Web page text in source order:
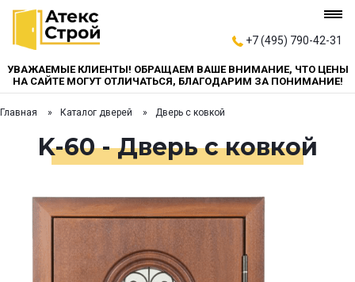
+7 (495) 790-42-31
УВАЖАЕМЫЕ КЛИЕНТЫ! ОБРАЩАЕМ ВАШЕ ВНИМАНИЕ, ЧТО ЦЕНЫ
НА САЙТЕ МОГУТ ОТЛИЧАТЬСЯ, БЛАГОДАРИМ ЗА ПОНИМАНИЕ!
Главная Каталог дверей Дверь с ковкой
K-60 - Дверь с ковкой